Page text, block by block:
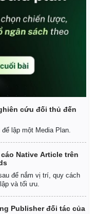
cứu đối thủ đến
lập một Media Plan.
Native Article trên
để nắm vị trí, quy cách
và tối ưu.
Publisher đối tác của